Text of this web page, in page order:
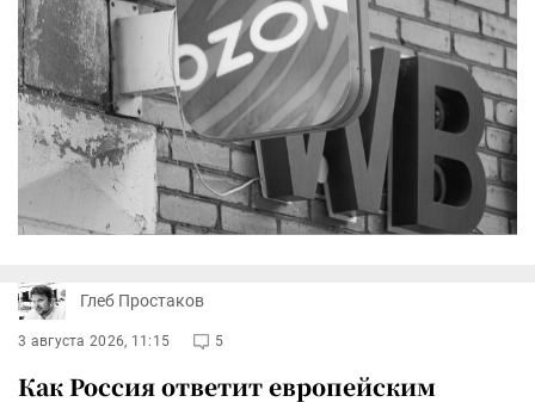
Глеб Простаков
3 августа 2026, 11:15 5
Как Россия ответит европейским